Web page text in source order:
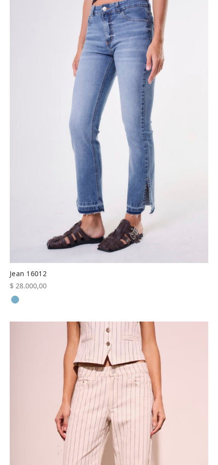
Jean 16012
$ 28.000,00